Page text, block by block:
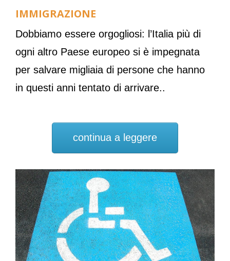
IMMIGRAZIONE
Dobbiamo essere orgogliosi: l’Italia più di
ogni altro Paese europeo si è impegnata
per salvare migliaia di persone che hanno
in questi anni tentato di arrivare..
continua a leggere